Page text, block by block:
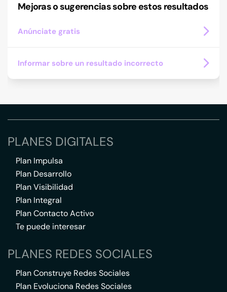
Mejoras o sugerencias sobre estos resultados
Anúnciate gratis
Informar sobre un resultado incorrecto
PLANES DIGITALES
Plan Impulsa
Plan Desarrollo
Plan Visibilidad
Plan Integral
Plan Contacto Activo
Te puede interesar
PLANES REDES SOCIALES
Plan Construye Redes Sociales
Plan Evoluciona Redes Sociales